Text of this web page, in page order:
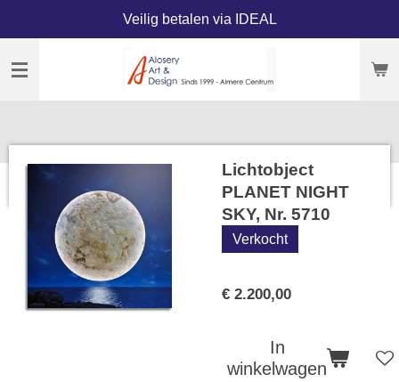
naar
Veilig betalen via IDEAL
Lichtobject
PLANET NIGHT
SKY, Nr. 5710
Verkocht
€ 2.200,00
In
winkelwagen